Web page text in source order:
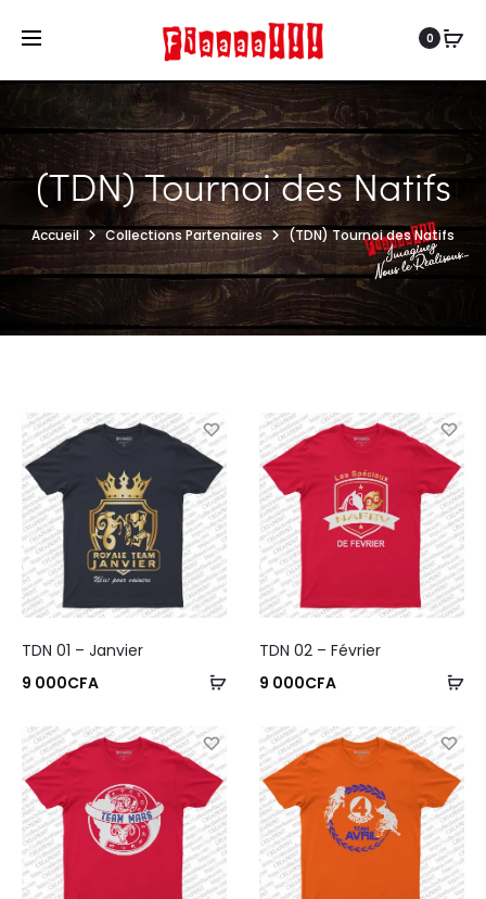
0
(TDN) Tournoi des Natifs
Accueil Collections Partenaires (TDN) Tournoi des Natifs
TDN 01 – Janvier
9 000CFA
TDN 02 – Février
9 000CFA